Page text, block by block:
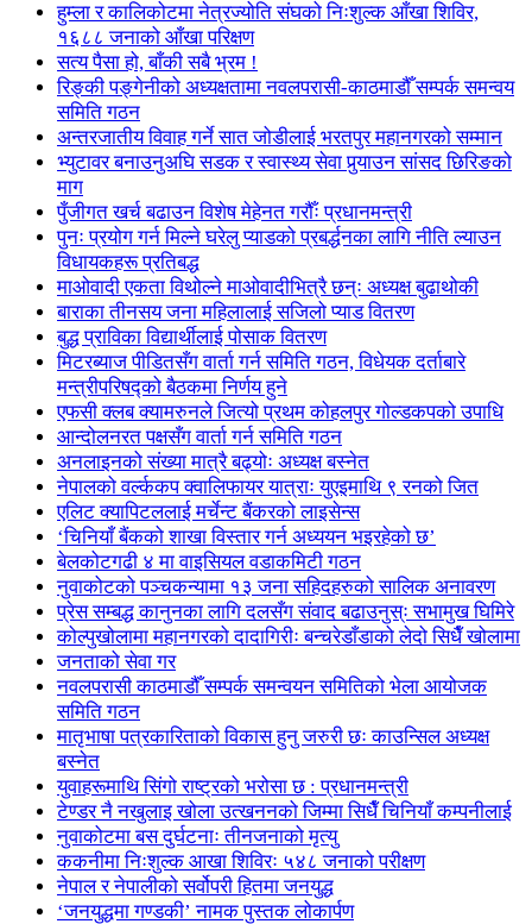
हुम्ला र कालिकोटमा नेत्रज्योति संघको निःशुल्क आँखा शिविर,
१६८८ जनाको आँखा परिक्षण
सत्य पैसा हो, बाँकी सबै भ्रम !
रिङ्की पङ्गेनीको अध्यक्षतामा नवलपरासी-काठमाडौँ सम्पर्क समन्वय
समिति गठन
अन्तरजातीय विवाह गर्ने सात जोडीलाई भरतपुर महानगरको सम्मान
भ्युटावर बनाउनुअघि सडक र स्वास्थ्य सेवा पुर्‍याउन सांसद छिरिङको
माग
पुँजीगत खर्च बढाउन विशेष मेहेनत गरौँः प्रधानमन्त्री
पुनः प्रयोग गर्न मिल्ने घरेलु प्याडको प्रबर्द्धनका लागि नीति ल्याउन
विधायकहरू प्रतिबद्ध
माओवादी एकता विथोल्ने माओवादीभित्रै छन्ः अध्यक्ष बुढाथोकी
बाराका तीनसय जना महिलालाई सजिलो प्याड वितरण
बुद्ध प्राविका विद्यार्थीलाई पोसाक वितरण
मिटरब्याज पीडितसँग वार्ता गर्न समिति गठन, विधेयक दर्ताबारे
मन्त्रीपरिषद्को बैठकमा निर्णय हुने
एफसी क्लब क्यामरुनले जित्यो प्रथम कोहलपुर गोल्डकपको उपाधि
आन्दोलनरत पक्षसँग वार्ता गर्न समिति गठन
अनलाइनको संख्या मात्रै बढ्योः अध्यक्ष बस्नेत
नेपालको वर्ल्ककप क्वालिफायर यात्राः युएइमाथि ९ रनको जित
एलिट क्यापिटललाई मर्चेन्ट बैंकरको लाइसेन्स
‘चिनियाँ बैंकको शाखा विस्तार गर्न अध्ययन भइरहेको छ’
बेलकोटगढी ४ मा वाइसियल वडाकमिटी गठन
नुवाकोटको पञ्चकन्यामा १३ जना सहिदहरुको सालिक अनावरण
प्रेस सम्बद्ध कानुनका लागि दलसँग संवाद बढाउनुस्ः सभामुख घिमिरे
कोल्पुखोलामा महानगरको दादागिरीः बन्चरेडाँडाको लेदो सिधैँ खोलामा
जनताको सेवा गर
नवलपरासी काठमाडौँ सम्पर्क समन्वयन समितिको भेला आयोजक
समिति गठन
मातृभाषा पत्रकारिताको विकास हुनु जरुरी छः काउन्सिल अध्यक्ष
बस्नेत
युवाहरूमाथि सिंगो राष्ट्रको भरोसा छ : प्रधानमन्त्री
टेण्डर नै नखुलाइ खोला उत्खननको जिम्मा सिधैँ चिनियाँ कम्पनीलाई
नुवाकोटमा बस दुर्घटनाः तीनजनाको मृत्यु
ककनीमा निःशुल्क आखा शिविरः ५४८ जनाको परीक्षण
नेपाल र नेपालीको सर्वोपरी हितमा जनयुद्ध
‘जनयुद्धमा गण्डकी’ नामक पुस्तक लोकार्पण